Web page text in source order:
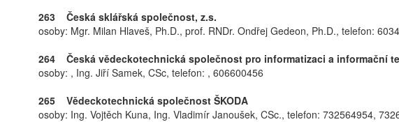
263 Česká sklářská společnost, z.s.
osoby: Mgr. Milan Hlaveš, Ph.D., prof. RNDr. Ondřej Gedeon, Ph.D., telefon:
264 Česká vědeckotechnická společnost pro informatizaci a informační
osoby: , Ing. Jiří Samek, CSc, telefon: , 606600456
265 Vědeckotechnická společnost ŠKODA
osoby: Ing. Vojtěch Kuna, Ing. Vladimír Janoušek, CSc., telefon: 732564954,